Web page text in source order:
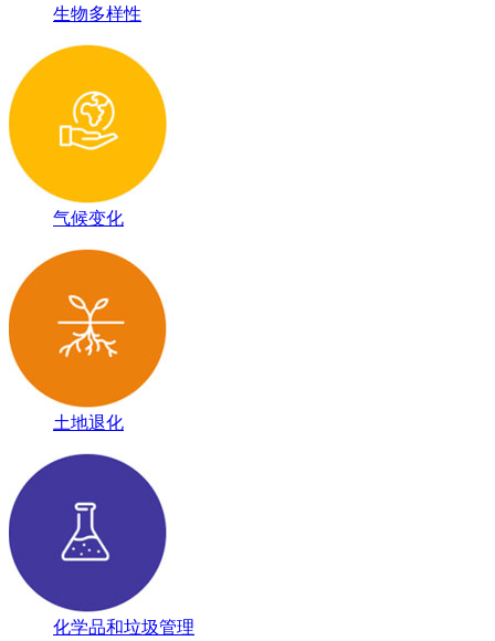
生物多样性
气候变化
土地退化
化学品和垃圾管理